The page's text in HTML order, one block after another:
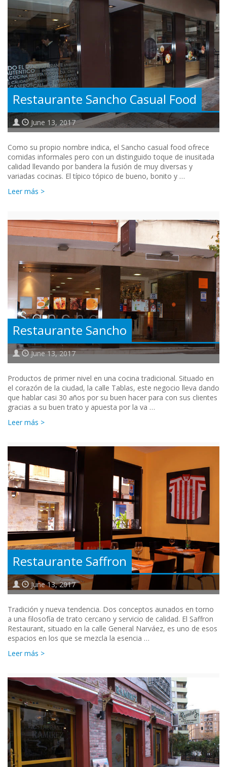
Restaurante Sancho Casual Food
June 13, 2017
Como su propio nombre indica, el Sancho casual food ofrece
comidas informales pero con un distinguido toque de inusitada
calidad llevando por bandera la fusión de muy diversas y
variadas cocinas. El típico tópico de bueno, bonito y …
Leer más >
Restaurante Sancho
June 13, 2017
Productos de primer nivel en una cocina tradicional. Situado en
el corazón de la ciudad, la calle Tablas, este negocio lleva dando
que hablar casi 30 años por su buen hacer para con sus clientes
gracias a su buen trato y apuesta por la va …
Leer más >
Restaurante Saffron
June 13, 2017
Tradición y nueva tendencia. Dos conceptos aunados en torno
a una filosofía de trato cercano y servicio de calidad. El Saffron
Restaurant, situado en la calle General Narváez, es uno de esos
espacios en los que se mezcla la esencia …
Leer más >